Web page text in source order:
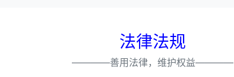
法律法规
————善用法律，维护权益————